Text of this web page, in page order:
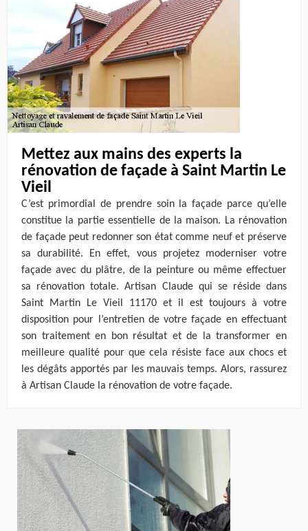
Mettez aux mains des experts la
rénovation de façade à Saint Martin Le
Vieil
C’est primordial de prendre soin la façade parce qu’elle
constitue la partie essentielle de la maison. La rénovation
de façade peut redonner son état comme neuf et préserve
sa durabilité. En effet, vous projetez moderniser votre
façade avec du plâtre, de la peinture ou même effectuer
sa rénovation totale. Artisan Claude qui se réside dans
Saint Martin Le Vieil 11170 et il est toujours à votre
disposition pour l’entretien de votre façade en effectuant
son traitement en bon résultat et de la transformer en
meilleure qualité pour que cela résiste face aux chocs et
les dégâts apportés par les mauvais temps. Alors, rassurez
à Artisan Claude la rénovation de votre façade.